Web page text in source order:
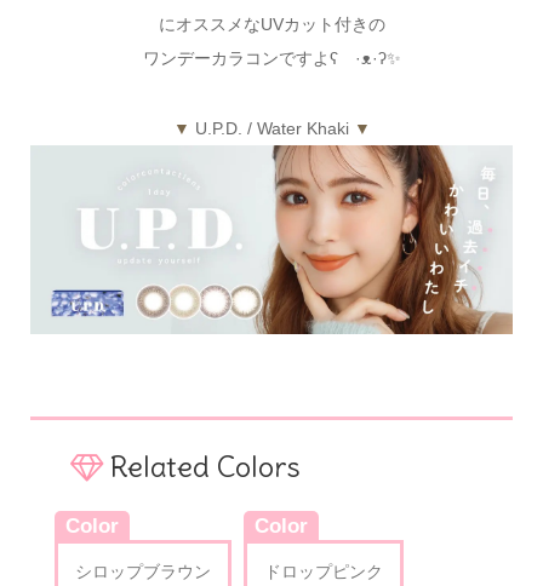
にオススメなUVカット付きの
ワンデーカラコンですよʕ ·ᴥ·ʔ✨
▼ U.P.D. / Water Khaki▼
Related Colors
Color
シロップブラウン
Color
ドロップピンク